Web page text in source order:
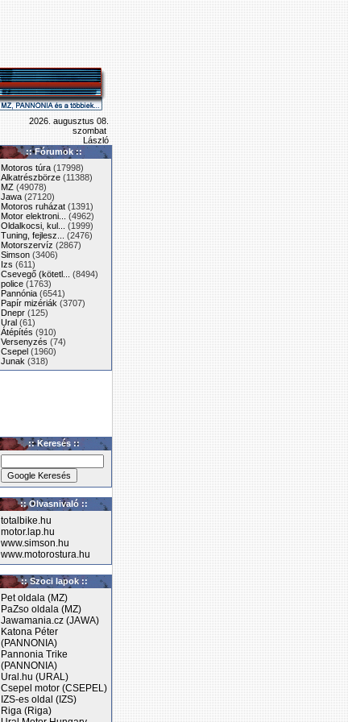
2026. augusztus 08.
szombat
László
:: Fórumok ::
Motoros túra (17998)
Alkatrészbörze (11388)
MZ (49078)
Jawa (27120)
Motoros ruházat (1391)
Motor elektroni...
(4962)
Oldalkocsi, kul...
(1999)
Tuning, fejlesz...
(2476)
Motorszervíz (2867)
Simson (3406)
Izs (611)
Csevegő (kötetl...
(8494)
police (1763)
Pannónia (6541)
Papír mizériák (3707)
Dnepr (125)
Ural (61)
Átépítés (910)
Versenyzés (74)
Csepel (1960)
Junak (318)
:: Keresés ::
:: Olvasnivaló ::
totalbike.hu
motor.lap.hu
www.simson.hu
www.motorostura.hu
:: Szoci lapok ::
Pet oldala (MZ)
PaZso oldala (MZ)
Jawamania.cz (JAWA)
Katona Péter
(PANNONIA)
Pannonia Trike
(PANNONIA)
Ural.hu (URAL)
Csepel motor (CSEPEL)
IZS-es oldal (IZS)
Riga (Riga)